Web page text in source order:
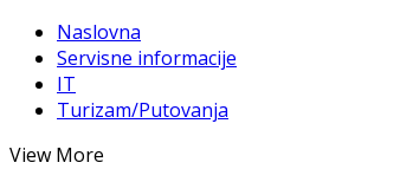
Naslovna
Servisne informacije
IT
Turizam/Putovanja
View More